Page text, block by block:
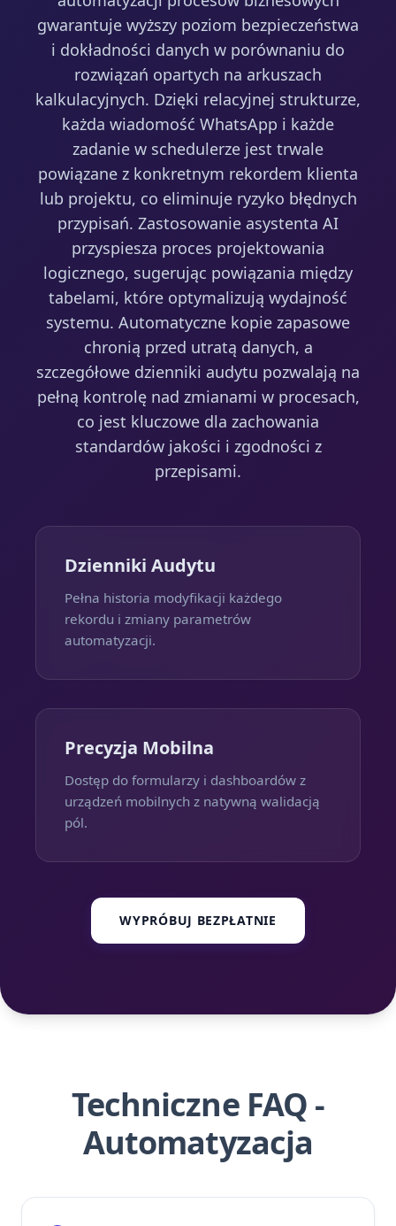
gwarantuje wyższy poziom bezpieczeństwa
i dokładności danych w porównaniu do
rozwiązań opartych na arkuszach
kalkulacyjnych. Dzięki relacyjnej strukturze,
każda wiadomość WhatsApp i każde
zadanie w schedulerze jest trwale
powiązane z konkretnym rekordem klienta
lub projektu, co eliminuje ryzyko błędnych
przypisań. Zastosowanie asystenta AI
przyspiesza proces projektowania
logicznego, sugerując powiązania między
tabelami, które optymalizują wydajność
systemu. Automatyczne kopie zapasowe
chronią przed utratą danych, a
szczegółowe dzienniki audytu pozwalają na
pełną kontrolę nad zmianami w procesach,
co jest kluczowe dla zachowania
standardów jakości i zgodności z
przepisami.
Dzienniki Audytu
Pełna historia modyfikacji każdego
rekordu i zmiany parametrów
automatyzacji.
Precyzja Mobilna
Dostęp do formularzy i dashboardów z
urządzeń mobilnych z natywną walidacją
pól.
WYPRÓBUJ BEZPŁATNIE
Techniczne FAQ -
Automatyzacja